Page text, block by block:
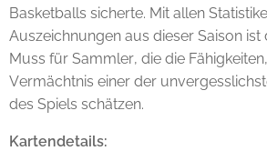
Basketballs sicherte. Mit allen
Auszeichnungen aus dieser Saison ist
Muss für Sammler, die die
Vermächtnis einer der
des Spiels schätzen.
Kartendetails: